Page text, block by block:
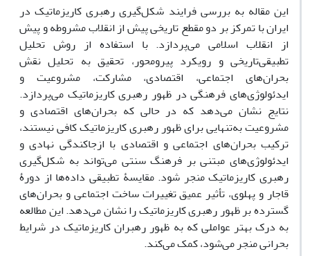
این مقاله به بررسی فرایند شکل‌گیری رهبری کاریزماتیک در
ایران با تمرکز بر دو مقطع تاریخی پیش از انقلاب مشروطه و پیش
از انقلاب اسلامی می‌پردازد. با استفاده از روش تحلیل
تطبیقی‌تاریخی و رویکرد پیرومحور، تحقیق به تحلیل نقش
بحران‌های اجتماعی، اقتصادی، مشارکت، مشروعیت و
ایدئولوژی‌های فرهنگی در ظهور رهبری کاریزماتیک می‌پردازد.
نتایج نشان می‌دهد که در حالی که بحران‌های اقتصادی و
مشروعیت به‌تنهایی برای ظهور رهبری کاریزماتیک کافی نیستند،
ترکیب بحران‌های اجتماعی و اقتصادی با ازجاکندگی نهادی و
ایدئولوژی‌های مبتنی بر فرهنگ سنتی می‌تواند به شکل‌گیری
رهبری کاریزماتیک منجر شود. مقایسۀ تطبیقی داده‌ها از دورۀ
قاجار و پهلوی، تأثیر عمیق تغییرات ساخت اجتماعی و بحران‌های
گسترده بر ظهور رهبری کاریزماتیک را نشان می‌دهد. این مطالعه
به درک بهتر عواملی که به ظهور رهبران کاریزماتیک در شرایط
بحرانی منجر می‌شود، کمک می‌کند.